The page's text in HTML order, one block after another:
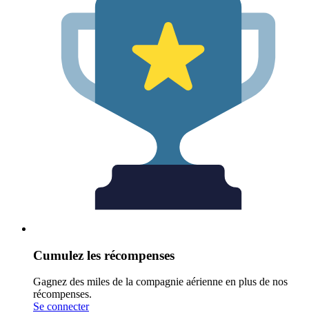
Cumulez les récompenses
Gagnez des miles de la compagnie aérienne en plus de nos
récompenses.
Se connecter